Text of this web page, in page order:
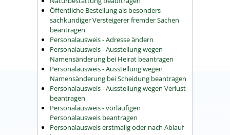
Öffentliche Bestellung als besonders
sachkundiger Versteigerer fremder Sachen
beantragen
Personalausweis - Adresse ändern
Personalausweis - Ausstellung wegen
Namensänderung bei Heirat beantragen
Personalausweis - Ausstellung wegen
Namensänderung bei Scheidung beantragen
Personalausweis - Ausstellung wegen Verlust
beantragen
Personalausweis - vorläufigen
Personalausweis beantragen
Personalausweis erstmalig oder nach Ablauf